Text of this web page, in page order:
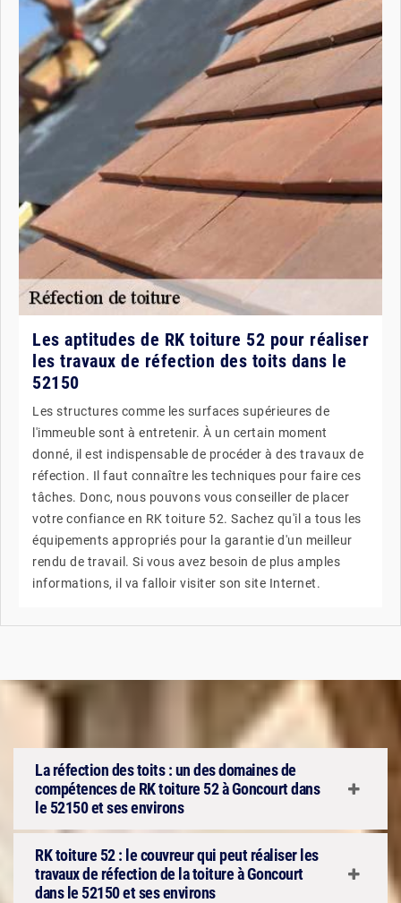
Les aptitudes de RK toiture 52 pour réaliser
les travaux de réfection des toits dans le
52150
Les structures comme les surfaces supérieures de
l'immeuble sont à entretenir. À un certain moment
donné, il est indispensable de procéder à des travaux de
réfection. Il faut connaître les techniques pour faire ces
tâches. Donc, nous pouvons vous conseiller de placer
votre confiance en RK toiture 52. Sachez qu'il a tous les
équipements appropriés pour la garantie d'un meilleur
rendu de travail. Si vous avez besoin de plus amples
informations, il va falloir visiter son site Internet.
La réfection des toits : un des domaines de
compétences de RK toiture 52 à Goncourt dans
le 52150 et ses environs
RK toiture 52 : le couvreur qui peut réaliser les
travaux de réfection de la toiture à Goncourt
dans le 52150 et ses environs